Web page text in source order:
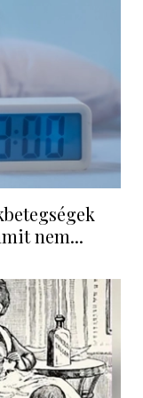
nem...